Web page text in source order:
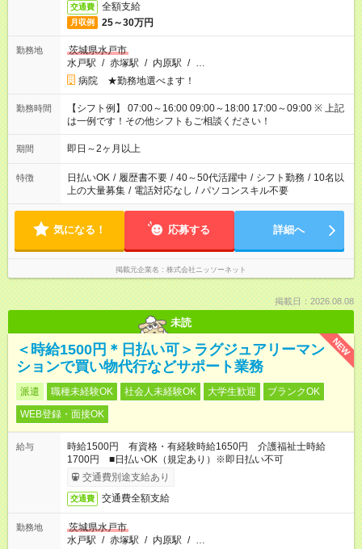
交通費 全額支給
月収例 25～30万円
勤務地
茨城県水戸市
水戸駅 / 赤塚駅 / 内原駅 / …
病院 ★勤務地選べます！
勤務時間
【シフト例】 07:00～16:00 09:00～18:00 17:00～09:00 ※ 上記
は一例です！その他シフトもご相談ください！
期間 即日～2ヶ月以上
特徴 日払いOK / 履歴書不要 / 40～50代活躍中 / シフト勤務 / 10名以
上の大量募集 / 電話対応なし / パソコンスキル不要
気になる！ 応募する 詳細へ
掲載元企業名 株式会社ニッソーネット
掲載日：2026.08.08
未読
NEW
＜時給1500円＊日払い可＞ラグジュアリーマン
ションで買い物代行などサポート業務
派遣 職種未経験OK 社会人未経験OK 大学生歓迎
ブランクOK
WEB登録・面接OK
給与
時給1500円 有資格・有経験時給1650円 介護福祉士時給
1700円 ■日払いOK（規定あり）※即日払い不可
交通費別途支給あり
交通費 交通費全額支給
勤務地
茨城県水戸市
水戸駅 / 赤塚駅 / 内原駅 / …